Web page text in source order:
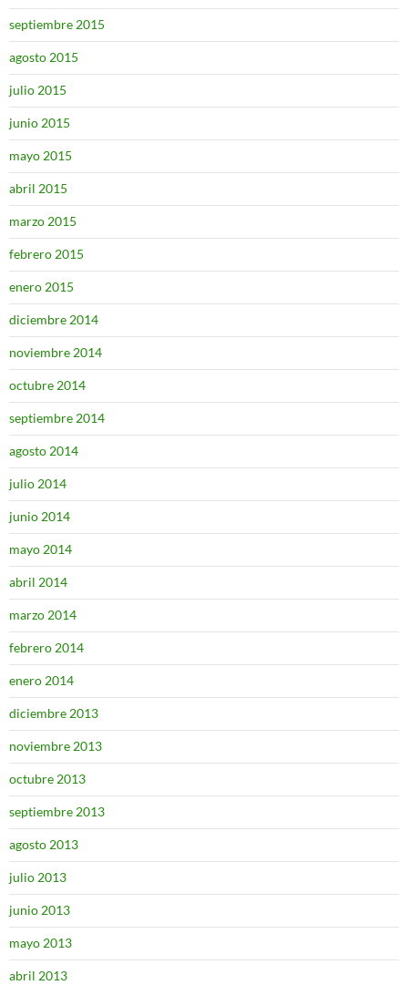
septiembre 2015
agosto 2015
julio 2015
junio 2015
mayo 2015
abril 2015
marzo 2015
febrero 2015
enero 2015
diciembre 2014
noviembre 2014
octubre 2014
septiembre 2014
agosto 2014
julio 2014
junio 2014
mayo 2014
abril 2014
marzo 2014
febrero 2014
enero 2014
diciembre 2013
noviembre 2013
octubre 2013
septiembre 2013
agosto 2013
julio 2013
junio 2013
mayo 2013
abril 2013